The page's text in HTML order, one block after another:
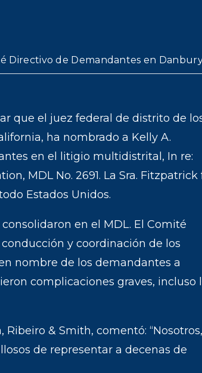
Directivo de Demandantes en
que el juez federal de distrito de
ha nombrado a Kelly A.
en el litigio multidistrital, In re:
MDL No. 2691. La Sra. Fitzpatrick
Estados Unidos.
en el MDL. El Comité
y coordinación de los
nombre de los demandantes a
complicaciones graves, incluso
& Smith, comentó: “Nosotros,
de representar a decenas de